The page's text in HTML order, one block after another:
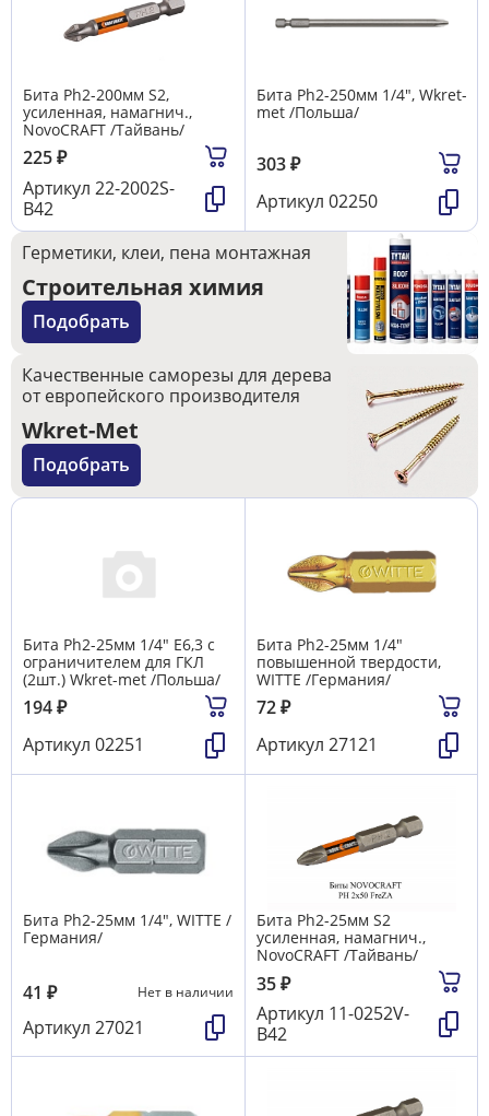
Бита Ph2-200мм S2,
усиленная, намагнич.,
NovoCRAFT /Тайвань/
225₽
Артикул 22-2002S-
B42
Бита Ph2-250мм 1/4", Wkret-
met /Польша/
303₽
Артикул 02250
Герметики, клеи, пена монтажная
Строительная химия
Подобрать
Качественные саморезы для дерева
от европейского производителя
Wkret-Met
Подобрать
Бита Ph2-25мм 1/4" Е6,3 с
ограничителем для ГКЛ
(2шт.) Wkret-met /Польша/
194₽
Артикул 02251
Бита Ph2-25мм 1/4"
повышенной твердости,
WITTE /Германия/
72₽
Артикул 27121
Бита Ph2-25мм 1/4", WITTE /
Германия/
41 ₽ Нет в наличии
Артикул 27021
Бита Ph2-25мм S2
усиленная, намагнич.,
NovoCRAFT /Тайвань/
35₽
Артикул 11-0252V-
B42